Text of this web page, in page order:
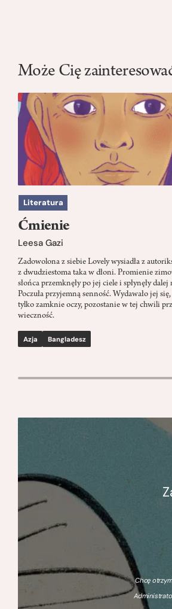
Może Cię
Literatura
Ćmienie
Leesa Gazi
Zadowolona z siebie Lovely wysiadła z
z dwudziestoma taka w dłoni. Promienie
słońca przemknęły po jej ciele i spłynęły dalej
Poczuła przyjemną senność. Wydawało jej
tylko zamknie oczy, pozostanie w tej chwili
wieczność.
Azja Bangladesz
Chcę